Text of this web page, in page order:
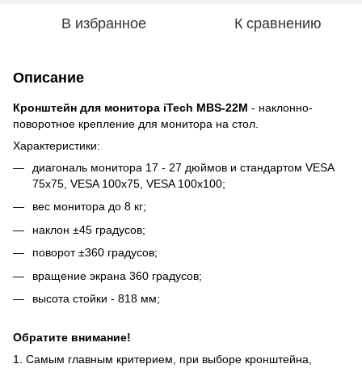
В избранное К сравнению
Описание
Кронштейн для монитора iTech MBS-22M - наклонно-
поворотное крепление для монитора на стол.
Характеристики:
диагональ монитора 17 - 27 дюймов и стандартом VESA
75x75, VESA 100x75, VESA 100x100;
вес монитора до 8 кг;
наклон ±45 градусов;
поворот ±360 градусов;
вращение экрана 360 градусов;
высота стойки - 818 мм;
Обратите внимание!
1. Самым главным критерием, при выборе кронштейна,